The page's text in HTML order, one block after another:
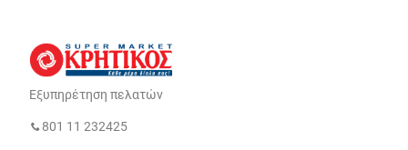
Εξυπηρέτηση πελατών
801 11 232425